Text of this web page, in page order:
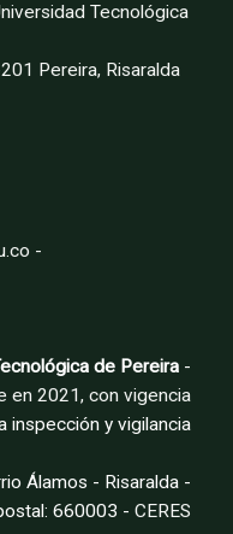
Tecnológica
Pereira, Risaralda
-
de Pereira -
en 2021, con vigencia
inspección y vigilancia
Álamos - Risaralda -
660003 - CERES